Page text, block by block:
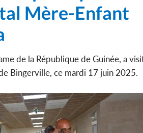
Mère-Enfant
de la République de Guinée, a
Bingerville, ce mardi 17 juin 2025.